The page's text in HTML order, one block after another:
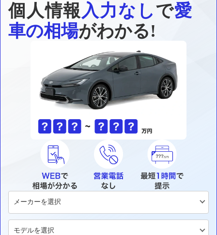
個人情報 入力なしで愛
車の相場がわかる!